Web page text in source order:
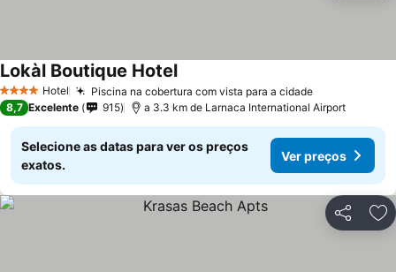
4 EstrelasHotel Piscina na cobertura com vista para a cidadeVer preços
Lokàl Boutique HotelVer preços
8,7 Excelente 915 a 3.3 km de Larnaca International Airport
Selecione as datas para ver os preços
exatos.
Ver preços
Partilhar